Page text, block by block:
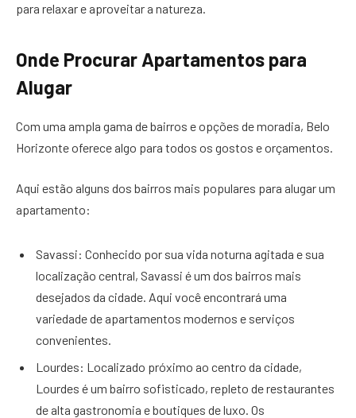
para relaxar e aproveitar a natureza.
Onde Procurar Apartamentos para
Alugar
Com uma ampla gama de bairros e opções de moradia, Belo
Horizonte oferece algo para todos os gostos e orçamentos.
Aqui estão alguns dos bairros mais populares para alugar um
apartamento:
Savassi: Conhecido por sua vida noturna agitada e sua
localização central, Savassi é um dos bairros mais
desejados da cidade. Aqui você encontrará uma
variedade de apartamentos modernos e serviços
convenientes.
Lourdes: Localizado próximo ao centro da cidade,
Lourdes é um bairro sofisticado, repleto de restaurantes
de alta gastronomia e boutiques de luxo. Os